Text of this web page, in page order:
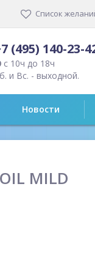
Список
(495) 140-23-
с 10ч до 18ч
и Вс. - выходной.
Новости
MILD